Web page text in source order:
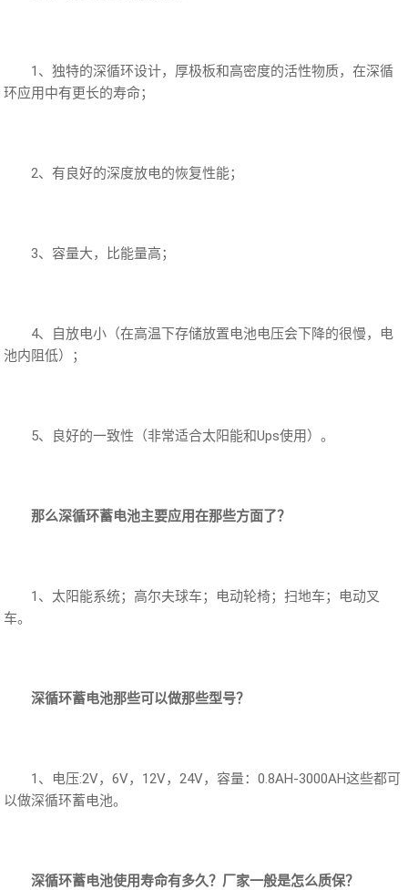
1、独特的深循环设计，厚极板和高密度的活性物质，在深循
环应用中有更长的寿命；
2、有良好的深度放电的恢复性能；
3、容量大，比能量高；
4、自放电小（在高温下存储放置电池电压会下降的很慢，电
池内阻低）；
5、良好的一致性（非常适合太阳能和Ups使用）。
那么深循环蓄电池主要应用在那些方面了？
1、太阳能系统；高尔夫球车；电动轮椅；扫地车；电动叉
车。
深循环蓄电池那些可以做那些型号？
1、电压:2V，6V，12V，24V，容量：0.8AH-3000AH这些都可
以做深循环蓄电池。
深循环蓄电池使用寿命有多久？厂家一般是怎么质保？